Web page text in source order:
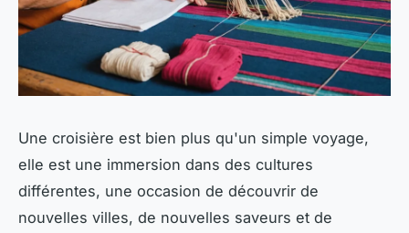
Une croisière est bien plus qu'un simple voyage,
elle est une immersion dans des cultures
différentes, une occasion de découvrir de
nouvelles villes, de nouvelles saveurs et de